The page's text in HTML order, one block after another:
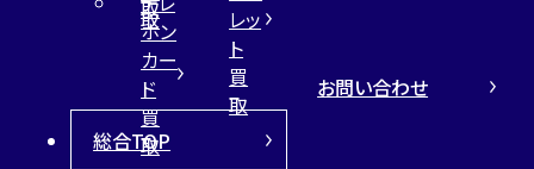
取
取
レッ
ト
買
取
ホン
カー
ド
買
取
総合TOP
お問い合わせ